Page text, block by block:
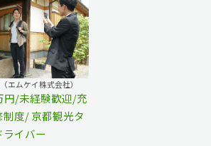
エムケイ株式会社）
円/未経験歓迎/充
制度/ 京都観光タ
イバー